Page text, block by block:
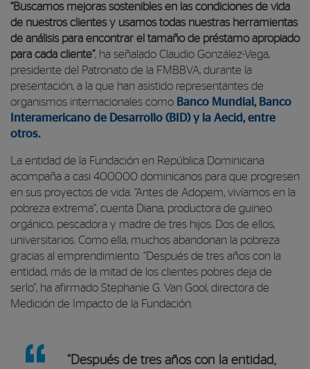
“Buscamos mejoras sostenibles en las condiciones de vida
de nuestros clientes y usamos todas nuestras herramientas
de análisis para encontrar el tamaño de préstamo apropiado
para cada cliente”, ha señalado Claudio González-Vega,
presidente del Patronato de la FMBBVA, durante la
presentación, a la que han asistido representantes de
organismos internacionales como Banco Mundial, Banco
Interamericano de Desarrollo (BID) y la Aecid, entre
otros.
La entidad de la Fundación en República Dominicana
acompaña a casi 400.000 dominicanos para que progresen
en sus proyectos de vida. “Antes de Adopem, vivíamos en la
pobreza extrema”, cuenta Diana, productora de guineo
orgánico, pescadora y madre de tres hijos. Dos de ellos,
universitarios. Como ella, muchos abandonan la pobreza
gracias al emprendimiento. “Después de tres años con la
entidad, más de la mitad de los clientes pobres deja de
serlo”, ha afirmado Stephanie G. Van Gool, directora de
Medición de Impacto de la Fundación.
“Después de tres años con la entidad,